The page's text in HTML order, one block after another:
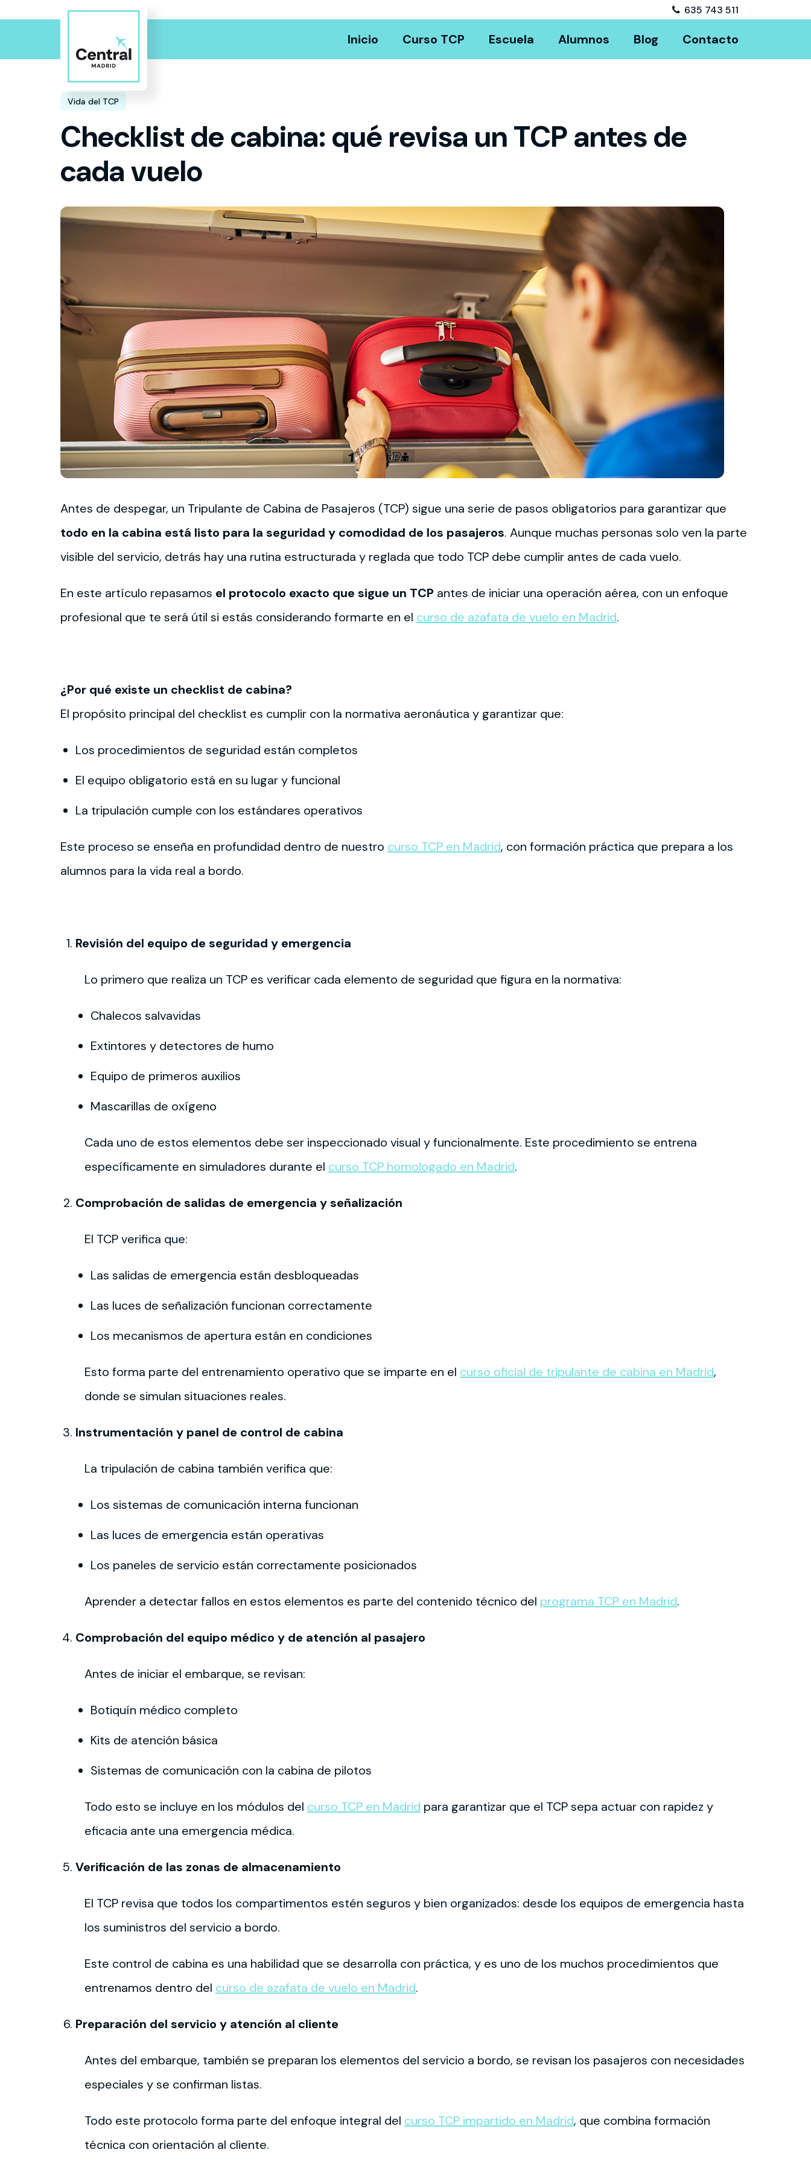
635 743 511
Inicio Curso TCP Escuela Alumnos Blog Contacto
Vida del TCP
Checklist de cabina: qué revisa un TCP antes de
cada vuelo
Antes de despegar, un Tripulante de Cabina de Pasajeros (TCP) sigue una serie de pasos obligatorios para garantizar que
todo en la cabina está listo para la seguridad y comodidad de los pasajeros. Aunque muchas personas solo ven la parte
visible del servicio, detrás hay una rutina estructurada y reglada que todo TCP debe cumplir antes de cada vuelo.
En este artículo repasamos el protocolo exacto que sigue un TCP antes de iniciar una operación aérea, con un enfoque
profesional que te será útil si estás considerando formarte en el curso de azafata de vuelo en Madrid.
¿Por qué existe un checklist de cabina?
El propósito principal del checklist es cumplir con la normativa aeronáutica y garantizar que:
Los procedimientos de seguridad están completos
El equipo obligatorio está en su lugar y funcional
La tripulación cumple con los estándares operativos
Este proceso se enseña en profundidad dentro de nuestro curso TCP en Madrid, con formación práctica que prepara a los
alumnos para la vida real a bordo.
Revisión del equipo de seguridad y emergencia
Lo primero que realiza un TCP es verificar cada elemento de seguridad que figura en la normativa:
Chalecos salvavidas
Extintores y detectores de humo
Equipo de primeros auxilios
Mascarillas de oxígeno
Cada uno de estos elementos debe ser inspeccionado visual y funcionalmente. Este procedimiento se entrena
específicamente en simuladores durante el curso TCP homologado en Madrid.
Comprobación de salidas de emergencia y señalización
El TCP verifica que:
Las salidas de emergencia están desbloqueadas
Las luces de señalización funcionan correctamente
Los mecanismos de apertura están en condiciones
Esto forma parte del entrenamiento operativo que se imparte en el curso oficial de tripulante de cabina en Madrid,
donde se simulan situaciones reales.
Instrumentación y panel de control de cabina
La tripulación de cabina también verifica que:
Los sistemas de comunicación interna funcionan
Las luces de emergencia están operativas
Los paneles de servicio están correctamente posicionados
Aprender a detectar fallos en estos elementos es parte del contenido técnico del programa TCP en Madrid.
Comprobación del equipo médico y de atención al pasajero
Antes de iniciar el embarque, se revisan:
Botiquín médico completo
Kits de atención básica
Sistemas de comunicación con la cabina de pilotos
Todo esto se incluye en los módulos del curso TCP en Madrid para garantizar que el TCP sepa actuar con rapidez y
eficacia ante una emergencia médica.
Verificación de las zonas de almacenamiento
El TCP revisa que todos los compartimentos estén seguros y bien organizados: desde los equipos de emergencia hasta
los suministros del servicio a bordo.
Este control de cabina es una habilidad que se desarrolla con práctica, y es uno de los muchos procedimientos que
entrenamos dentro del curso de azafata de vuelo en Madrid.
Preparación del servicio y atención al cliente
Antes del embarque, también se preparan los elementos del servicio a bordo, se revisan los pasajeros con necesidades
especiales y se confirman listas.
Todo este protocolo forma parte del enfoque integral del curso TCP impartido en Madrid, que combina formación
técnica con orientación al cliente.